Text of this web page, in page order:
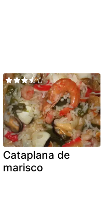
Cataplana de
marisco